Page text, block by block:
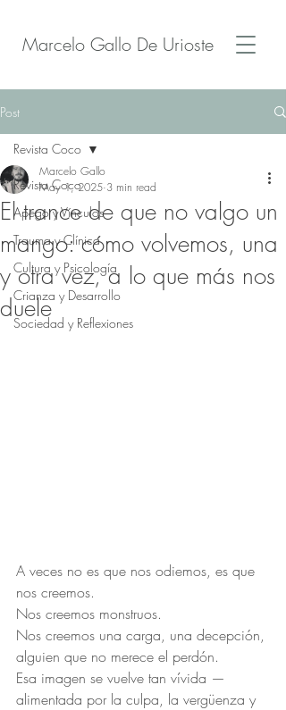
Marcelo Gallo De Urioste
Post
Revista Coco
Apego y Vínculos
Trauma y Clínica
Cultura y Psicología
Crianza y Desarrollo
Sociedad y Reflexiones
Revista Coco
El trance de que no valgo un
mango: cómo volvemos, una
y otra vez, a lo que más nos
duele
Marcelo Gallo
May 1, 2025 3 min read
A veces no es que nos odiemos, es que
nos creemos.
Nos creemos monstruos.
Nos creemos una carga, una decepción,
alguien que no merece el perdón.
Esa imagen se vuelve tan vívida —
alimentada por la culpa, la vergüenza y